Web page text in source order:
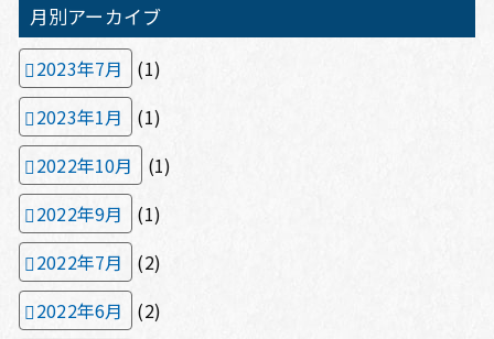
月別アーカイブ
2023年7月
(1)
2023年1月
(1)
2022年10月
(1)
2022年9月
(1)
2022年7月
(2)
2022年6月
(2)